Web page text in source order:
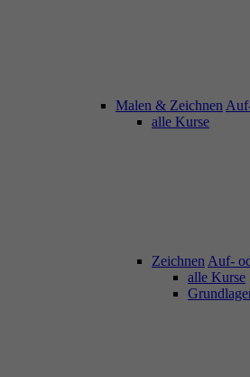
Malen & Zeichnen
alle Kurse
Zeichnen Auf-
alle Kurse